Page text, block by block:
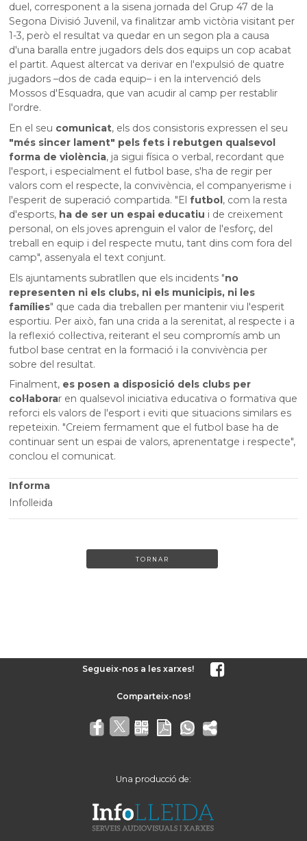
duel, corresponent a la sisena jornada del Grup 47 de la
Segona Divisió Juvenil, va finalitzar amb victòria visitant per
1-3, però el resultat va quedar en un segon pla a causa
d'una baralla entre jugadors dels dos equips un cop acabat
el partit. Aquest altercat va derivar en l'expulsió de quatre
jugadors –dos de cada equip– i en la intervenció dels
Mossos d'Esquadra, que van acudir al camp per restablir
l'ordre.
En el seu comunicat, els dos consistoris expressen el seu
"més sincer lament" pels fets i rebutgen qualsevol
forma de violència, ja sigui física o verbal, recordant que
l'esport, i especialment el futbol base, s'ha de regir per
valors com el respecte, la convivència, el companyerisme i
l'esperit de superació compartida. "Elfutbol, com la resta
d'esports, ha de ser un espai educatiu i de creixement
personal, on els joves aprenguin el valor de l'esforç, del
treball en equip i del respecte mutu, tant dins com fora del
camp", assenyala el text conjunt.
Els ajuntaments subratllen que els incidents "no
representen ni els clubs, ni els municipis, ni les
famílies" que cada dia treballen per mantenir viu l'esperit
esportiu. Per això, fan una crida a la serenitat, al respecte i a
la reflexió col·lectiva, reiterant el seu compromís amb un
futbol base centrat en la formació i la convivència per
sobre del resultat.
Finalment, es posen a disposició dels clubs per
col·laborar en qualsevol iniciativa educativa o formativa que
reforci els valors de l'esport i eviti que situacions similars es
repeteixin. "Creiem fermament que el futbol base ha de
continuar sent un espai de valors, aprenentatge i respecte",
conclou el comunicat.
Informa
Infolleida
TORNAR
Segueix-nos a les xarxes!
Una producció de: